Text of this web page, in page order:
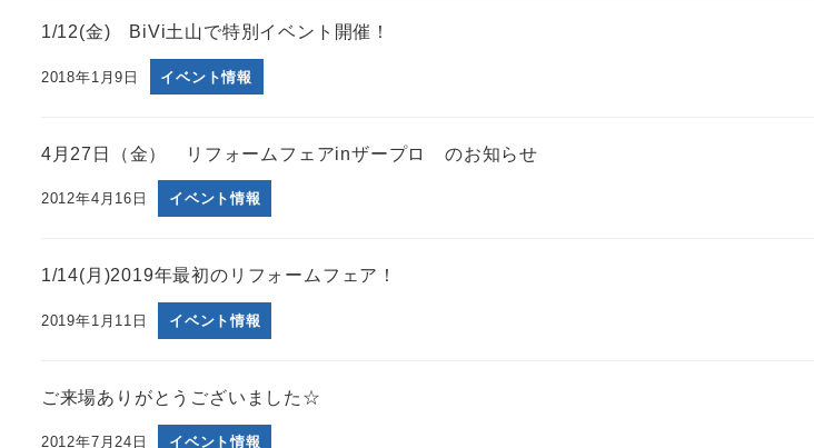
1/12(金) BiVi土山で特別イベント開催！
2018年1月9日 イベント情報
4月27日（金） リフォームフェアinザープロ のお知らせ
2012年4月16日 イベント情報
1/14(月)2019年最初のリフォームフェア！
2019年1月11日 イベント情報
ご来場ありがとうございました☆
2012年7月24日 イベント情報